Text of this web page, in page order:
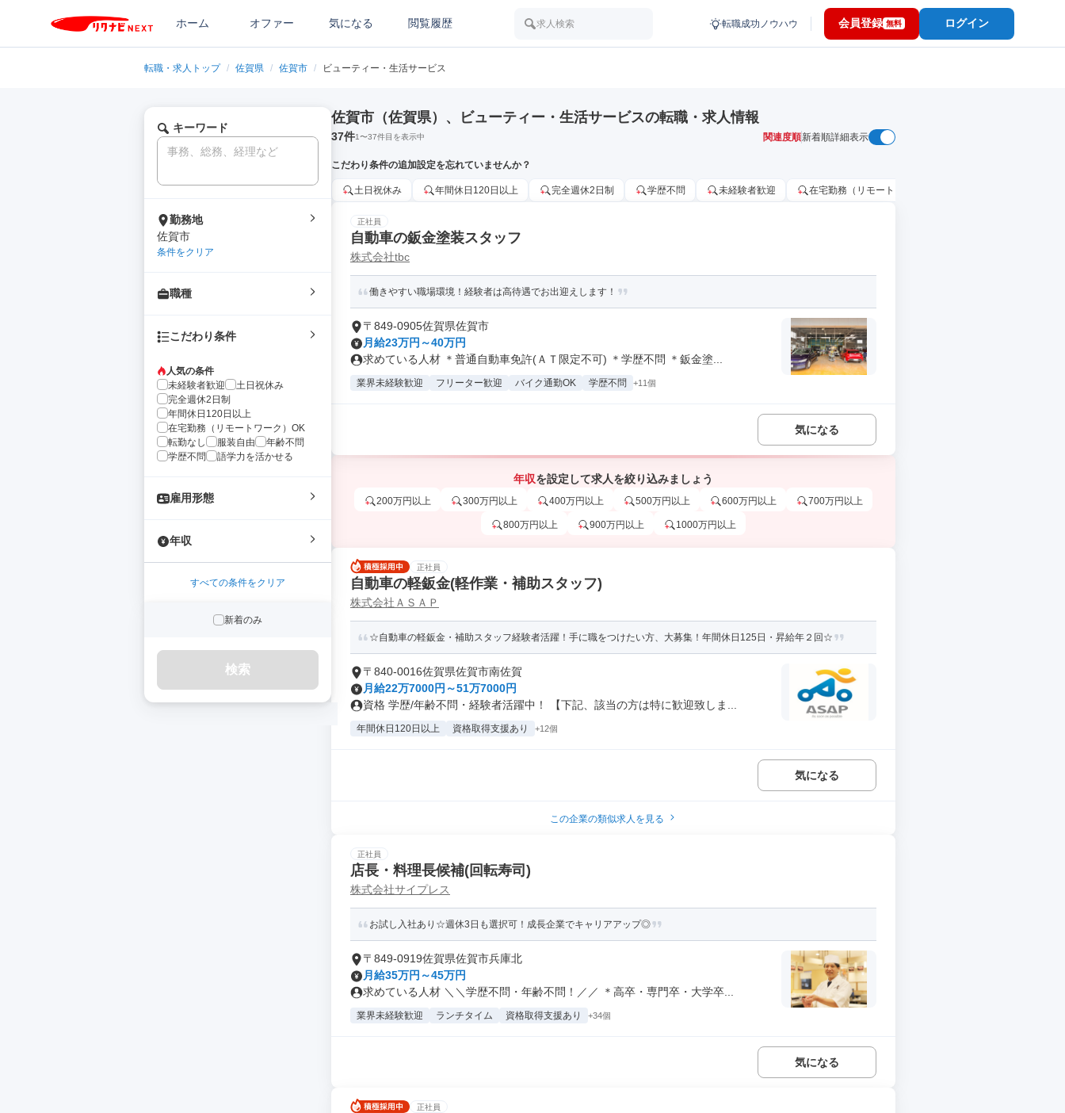
ホーム オファー 気になる 閲覧履歴 求人検索 転職成功ノウハウ 会員登録 無料 ログイン
転職・求人トップ / 佐賀県 / 佐賀市 / ビューティー・生活サービス
キーワード
勤務地
佐賀市
条件をクリア
職種
こだわり条件
人気の条件
未経験者歓迎
土日祝休み
完全週休2日制
年間休日120日以上
在宅勤務（リモートワーク）OK
転勤なし
服装自由
年齢不問
学歴不問
語学力を活かせる
雇用形態
年収
すべての条件をクリア
新着のみ
検索
佐賀市（佐賀県）、ビューティー・生活サービスの転職・求人情報
37件1〜37件目を表示中 関連度順新着順詳細表示
こだわり条件の追加設定を忘れていませんか？
土日祝休み 年間休日120日以上 完全週休2日制 学歴不問 未経験者歓迎 在宅勤務（リモートワーク）OK
正社員
自動車の鈑金塗装スタッフ
株式会社tbc
働きやすい職場環境！経験者は高待遇でお出迎えします！
〒849-0905佐賀県佐賀市
月給23万円～40万円
求めている人材 ＊普通自動車免許(ＡＴ限定不可) ＊学歴不問 ＊鈑金塗...
業界未経験歓迎 フリーター歓迎 バイク通勤OK 学歴不問 +11個
気になる
年収を設定して求人を絞り込みましょう
200万円以上 300万円以上 400万円以上 500万円以上 600万円以上 700万円以上
800万円以上 900万円以上 1000万円以上
正社員
自動車の軽鈑金(軽作業・補助スタッフ)
株式会社ＡＳＡＰ
☆自動車の軽鈑金・補助スタッフ経験者活躍！手に職をつけたい方、大募集！年間休日125日・昇給年２回☆
〒840-0016佐賀県佐賀市南佐賀
月給22万7000円～51万7000円
資格 学歴/年齢不問・経験者活躍中！ 【下記、該当の方は特に歓迎致しま...
年間休日120日以上 資格取得支援あり +12個
気になる
この企業の類似求人を見る
正社員
店長・料理長候補(回転寿司)
株式会社サイプレス
お試し入社あり☆週休3日も選択可！成長企業でキャリアアップ◎
〒849-0919佐賀県佐賀市兵庫北
月給35万円～45万円
求めている人材 ＼＼学歴不問・年齢不問！／／ ＊高卒・専門卒・大学卒...
業界未経験歓迎 ランチタイム 資格取得支援あり +34個
気になる
正社員